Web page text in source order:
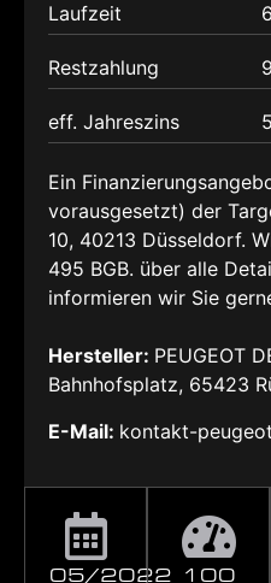
05/2022 100
Laufzeit
Restzahlung
eff. Jahreszins
Ein
vorausgesetzt) der
10, 40213 Düsseldorf.
495 BGB. über alle
informieren wir Sie
Hersteller: PEUGEOT
Bahnhofsplatz, 65423
E-Mail: kontakt-